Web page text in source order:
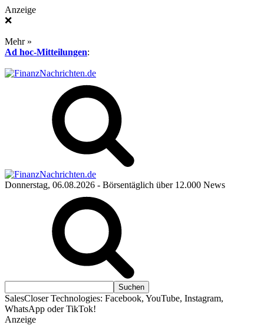
Anzeige
❌
Mehr »
Ad hoc-Mitteilungen:
Donnerstag, 06.08.2026 - Börsentäglich über 12.000 News
SalesCloser Technologies: Facebook, YouTube, Instagram,
WhatsApp oder TikTok!
Anzeige